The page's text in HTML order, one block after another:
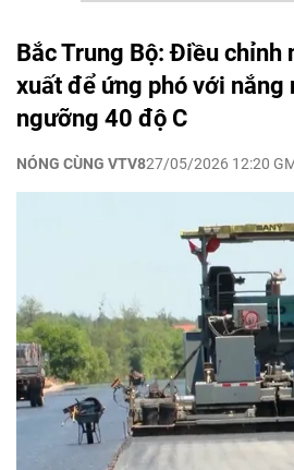
Bắc Trung Bộ: Điều chỉnh
xuất để ứng phó với nắng
ngưỡng 40 độ C
NÓNG CÙNG VTV827/05/2026 12:20